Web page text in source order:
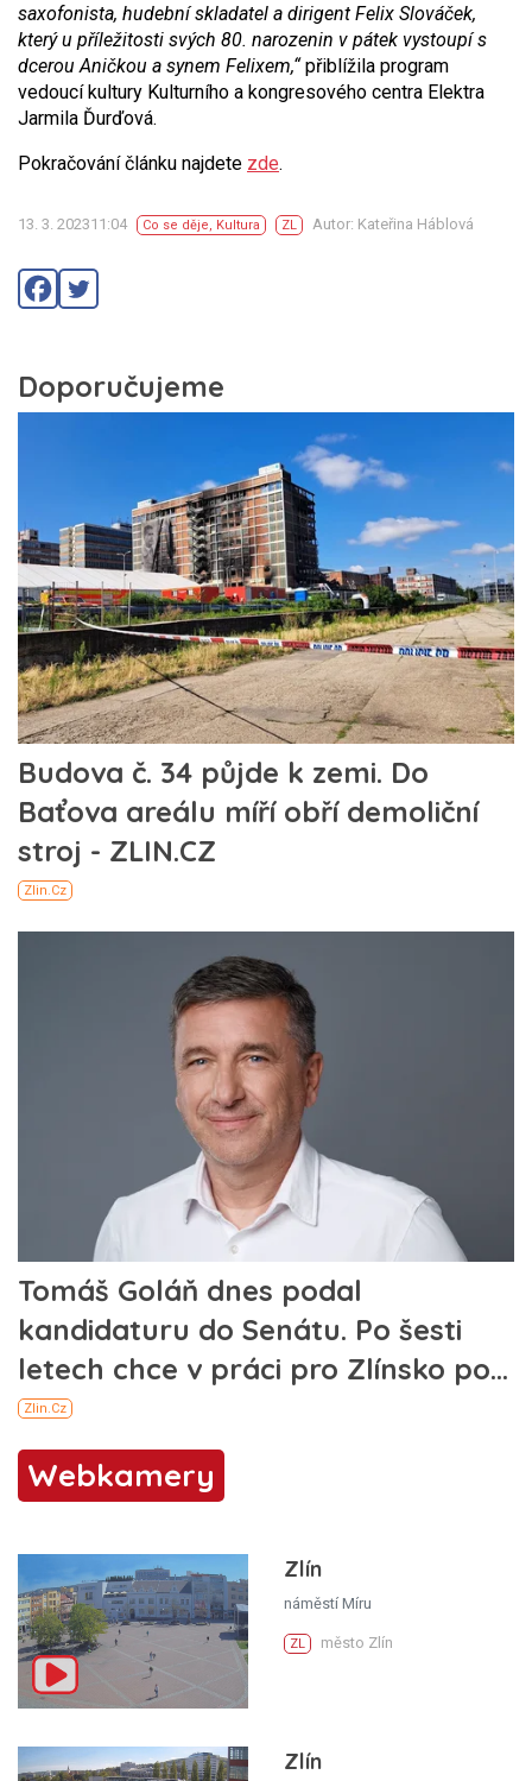
saxofonista, hudební skladatel a dirigent Felix Slováček,
který u příležitosti svých 80. narozenin v pátek vystoupí s
dcerou Aničkou a synem Felixem,“přiblížila program
vedoucí kultury Kulturního a kongresového centra Elektra
Jarmila Ďurďová.
Pokračování článku najdete zde.
13. 3. 202311:04 Co se děje, Kultura ZL Autor: Kateřina Háblová
Webkamery
Zlín
náměstí Míru
ZL město Zlín
Zlín